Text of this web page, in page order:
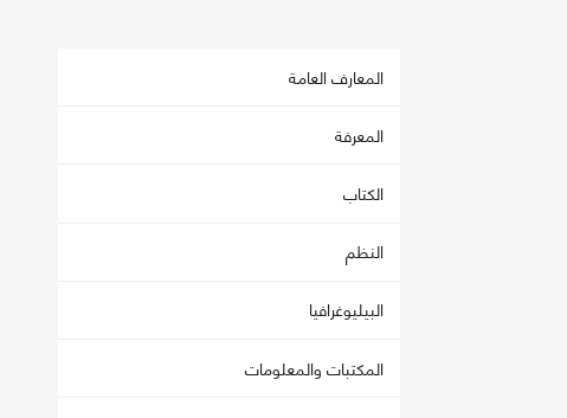
المعارف العامة
المعرفة
الكتاب
النظم
البيليوغرافيا
المكتبات والمعلومات